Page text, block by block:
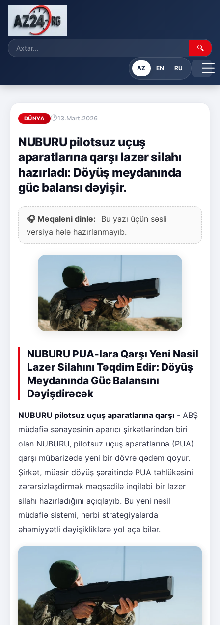
🔍
AZ EN RU
DÜNYA 13.Mart.2026
NUBURU pilotsuz uçuş
aparatlarına qarşı lazer silahı
hazırladı: Döyüş meydanında
güc balansı dəyişir.
🎧 Məqaləni dinlə:
Bu yazı üçün səsli
versiya hələ hazırlanmayıb.
NUBURU PUA-lara Qarşı Yeni Nəsil
Lazer Silahını Təqdim Edir: Döyüş
Meydanında Güc Balansını
Dəyişdirəcək
NUBURU pilotsuz uçuş aparatlarına qarşı - ABŞ
müdafiə sənayesinin aparıcı şirkətlərindən biri
olan NUBURU, pilotsuz uçuş aparatlarına (PUA)
qarşı mübarizədə yeni bir dövrə qədəm qoyur.
Şirkət, müasir döyüş şəraitində PUA təhlükəsini
zərərsizləşdirmək məqsədilə inqilabi bir lazer
silahı hazırladığını açıqlayıb. Bu yeni nəsil
müdafiə sistemi, hərbi strategiyalarda
əhəmiyyətli dəyişikliklərə yol aça bilər.